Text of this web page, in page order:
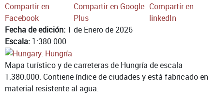
Compartir en
Facebook
Compartir en Google
Plus
Compartir en
linkedIn
Fecha de edición: 1 de Enero de 2026
Escala: 1:380.000
Mapa turístico y de carreteras de Hungría de escala
1:380.000. Contiene índice de ciudades y está fabricado en
material resistente al agua.